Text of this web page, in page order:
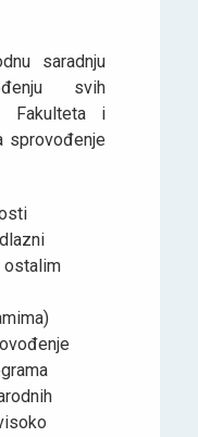
saradnju
svih
Fakulteta i
sprovođenje
ostalim